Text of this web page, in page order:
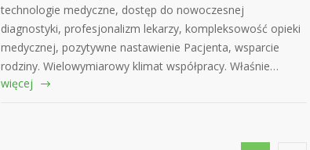
technologie medyczne, dostęp do nowoczesnej
diagnostyki, profesjonalizm lekarzy, kompleksowość opieki
medycznej, pozytywne nastawienie Pacjenta, wsparcie
rodziny. Wielowymiarowy klimat współpracy. Właśnie…
więcej